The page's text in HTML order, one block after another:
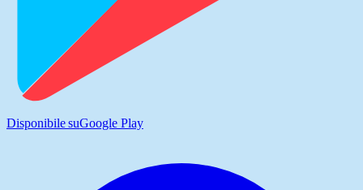
Disponibile suGoogle Play